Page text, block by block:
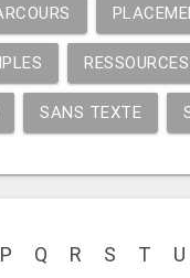
RESSOURCES
SANS TEXTE
P Q R S T U